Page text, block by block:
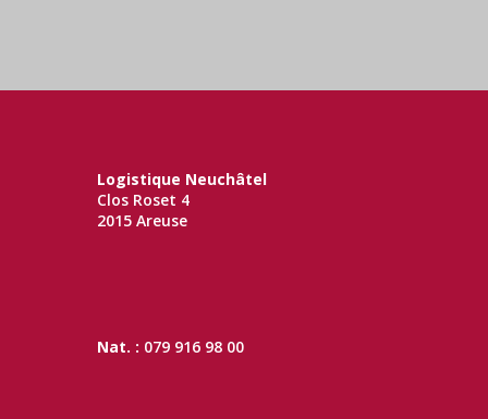
Logistique Neuchâtel
Clos Roset 4
2015 Areuse
Nat. : 079 916 98 00